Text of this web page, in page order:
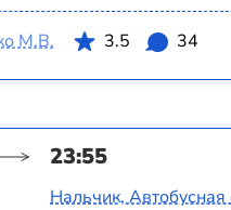
М.В. 3.5 34
23:55
Нальчик,